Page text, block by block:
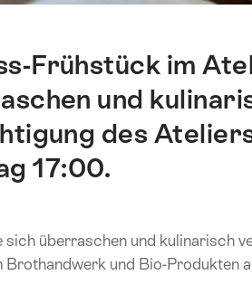
Frühstück im
und
des
17:00.
sich überraschen und kulinarisch
Brothandwerk und Bio-Produkten